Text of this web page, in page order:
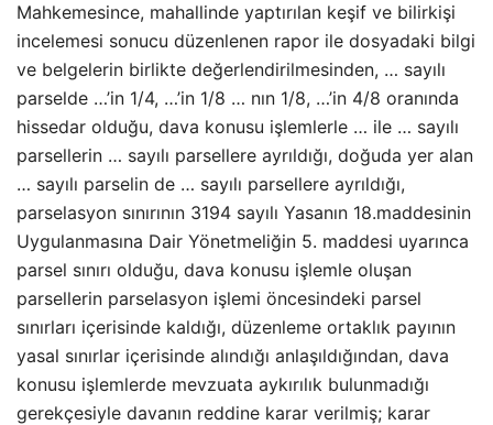
Mahkemesince, mahallinde yaptırılan keşif ve bilirkişi
incelemesi sonucu düzenlenen rapor ile dosyadaki bilgi
ve belgelerin birlikte değerlendirilmesinden, … sayılı
parselde …’in 1/4, …’in 1/8 … nın 1/8, …’in 4/8 oranında
hissedar olduğu, dava konusu işlemlerle … ile … sayılı
parsellerin … sayılı parsellere ayrıldığı, doğuda yer alan
… sayılı parselin de … sayılı parsellere ayrıldığı,
parselasyon sınırının 3194 sayılı Yasanın 18.maddesinin
Uygulanmasına Dair Yönetmeliğin 5. maddesi uyarınca
parsel sınırı olduğu, dava konusu işlemle oluşan
parsellerin parselasyon işlemi öncesindeki parsel
sınırları içerisinde kaldığı, düzenleme ortaklık payının
yasal sınırlar içerisinde alındığı anlaşıldığından, dava
konusu işlemlerde mevzuata aykırılık bulunmadığı
gerekçesiyle davanın reddine karar verilmiş; karar